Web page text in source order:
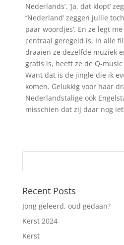
Nederlands’. ‘Ja, dat klopt’
‘‘Nederland’ zeggen jullie
paar woordjes’. En ze legt
centraal geregeld is. In alle
draaien ze dezelfde muziek
gratis is, heeft ze de Q-
Want dat is de jingle die ik
komen. Gelukkig voor haar
Nederlandstalige ook
misschien dat zij daar nog
Recent Posts
Jong geleerd, oud gedaan?
Kerst 2024
Kerst